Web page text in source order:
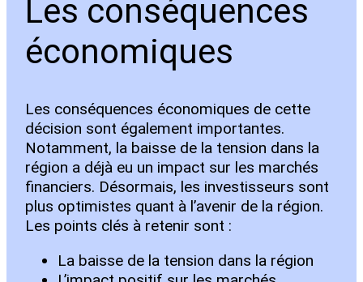
Les conséquences
économiques
Les conséquences économiques de cette
décision sont également importantes.
Notamment, la baisse de la tension dans la
région a déjà eu un impact sur les marchés
financiers. Désormais, les investisseurs sont
plus optimistes quant à l’avenir de la région.
Les points clés à retenir sont :
La baisse de la tension dans la région